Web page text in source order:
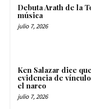
Debuta Arath de la
música
julio 7, 2026
Ken Salazar dice
evidencia de
el narco
julio 7, 2026